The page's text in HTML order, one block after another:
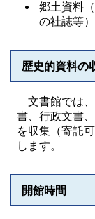
郷土資料
の社誌等）
歴史的資料の
文書館では、
書、行政文書
を収集（寄託
します。
開館時間